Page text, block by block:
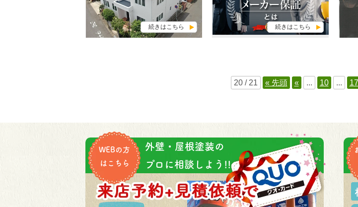
続きはこちら 続きはこちら
20 / 21 « 先頭 « ... 10 ... 17
WEBの方
はこちら
外壁・屋根塗装の
プロに相談しよう!!